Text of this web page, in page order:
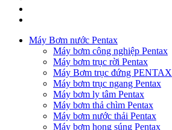
Máy Bơm nước Pentax
Máy bơm công nghiệp Pentax
Máy bơm trục rời Pentax
Máy Bơm trục đứng PENTAX
Máy bơm trục ngang Pentax
Máy bơm ly tâm Pentax
Máy bơm thả chìm Pentax
Máy bơm nước thải Pentax
Máy bơm họng súng Pentax